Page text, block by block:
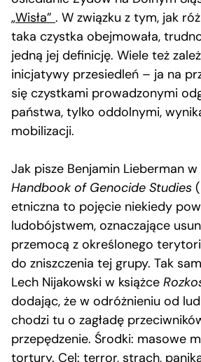
„Wisła” . W związku z tym, jak
taka czystka obejmowała,
jedną jej definicję. Wiele też
inicjatywy przesiedleń – ja na
się czystkami prowadzonymi
państwa, tylko oddolnymi,
mobilizacji.
Jak pisze Benjamin Lieberman w
Handbook of Genocide Studies
etniczna to pojęcie niekiedy
ludobójstwem, oznaczające
przemocą z określonego
do zniszczenia tej grupy. Tak
Lech Nijakowski w książce
dodając, że w odróżnieniu od
chodzi tu o zagładę
przepędzenie. Środki: masowe
tortury. Cel: terror, strach,